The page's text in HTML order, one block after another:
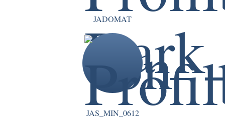
JADOMAT
JAS_MIN_0612